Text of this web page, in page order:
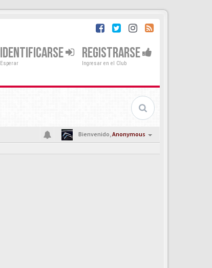
IDENTIFICARSE
Esperar
REGISTRARSE
Ingresar en el Club
Bienvenido,Anonymous